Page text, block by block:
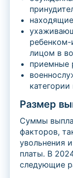
лицом в
приемные
Размер
Суммы
факторов,
увольнения
платы. В
следующие